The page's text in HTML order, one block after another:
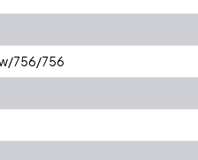
756/756